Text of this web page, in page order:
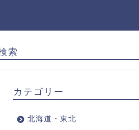
索
カテゴリー
北海道・東北